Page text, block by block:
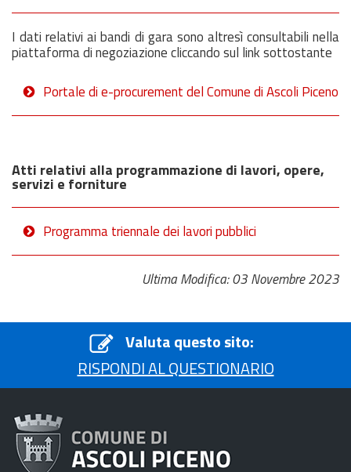
I dati relativi ai bandi di gara sono altresì consultabili nella
piattaforma di negoziazione cliccando sul link sottostante
Portale di e-procurement del Comune di Ascoli Piceno
Atti relativi alla programmazione di lavori, opere,
servizi e forniture
Programma triennale dei lavori pubblici
Ultima Modifica: 03 Novembre 2023
Valuta questo sito:
RISPONDI AL QUESTIONARIO